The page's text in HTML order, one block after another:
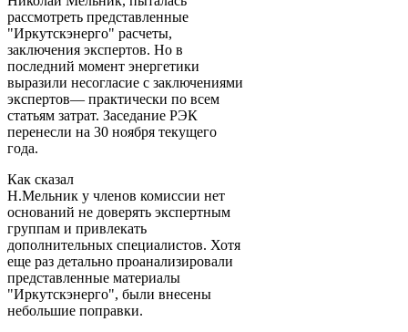
рассмотреть представленные
"Иркутскэнерго" расчеты,
заключения экспертов. Но в
последний момент энергетики
выразили несогласие с заключениями
экспертов— практически по всем
статьям затрат. Заседание РЭК
перенесли на 30 ноября текущего
года.
Как сказал
Н.Мельник у членов комиссии нет
оснований не доверять экспертным
группам и привлекать
дополнительных специалистов. Хотя
еще раз детально проанализировали
представленные материалы
"Иркутскэнерго", были внесены
небольшие поправки.